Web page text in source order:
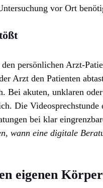
vor Ort
persönlichen Arzt-
Arzt den Patienten
akuten, unklaren
Die
bei klar
wann eine digitale
eigenen